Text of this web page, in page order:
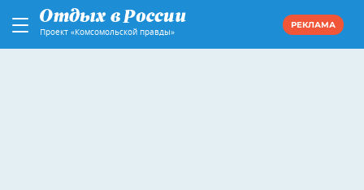
Проект «Комсомольской правды»
РЕКЛАМА